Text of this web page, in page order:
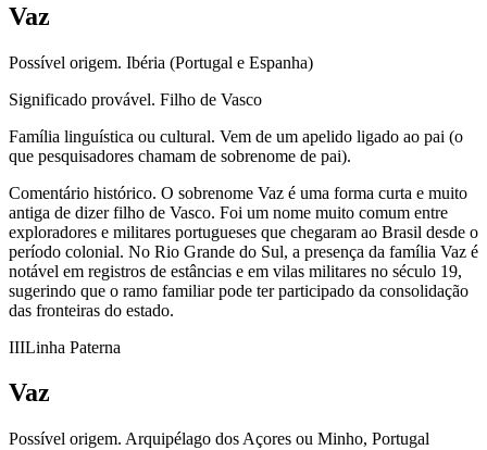
Vaz
Possível origem. Ibéria (Portugal e Espanha)
Significado provável. Filho de Vasco
Família linguística ou cultural. Vem de um apelido ligado ao pai (o
que pesquisadores chamam de sobrenome de pai).
Comentário histórico. O sobrenome Vaz é uma forma curta e muito
antiga de dizer filho de Vasco. Foi um nome muito comum entre
exploradores e militares portugueses que chegaram ao Brasil desde o
período colonial. No Rio Grande do Sul, a presença da família Vaz é
notável em registros de estâncias e em vilas militares no século 19,
sugerindo que o ramo familiar pode ter participado da consolidação
das fronteiras do estado.
IIILinha Paterna
Vaz
Possível origem. Arquipélago dos Açores ou Minho, Portugal